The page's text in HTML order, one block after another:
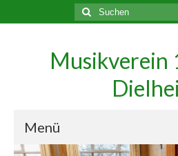
Suche
nach:
Musikverein
Menü